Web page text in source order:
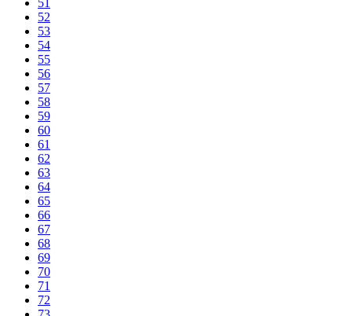
52
53
54
55
56
57
58
59
60
61
62
63
64
65
66
67
68
69
70
71
72